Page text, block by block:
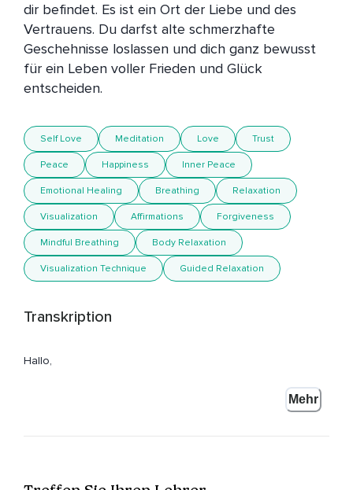
dir befindet. Es ist ein Ort der Liebe und des
Vertrauens. Du darfst alte schmerzhafte
Geschehnisse loslassen und dich ganz bewusst
für ein Leben voller Frieden und Glück
entscheiden.
Self Love Meditation Love Trust
Peace Happiness Inner Peace
Emotional Healing Breathing Relaxation
Visualization Affirmations Forgiveness
Mindful Breathing Body Relaxation
Visualization Technique Guided Relaxation
Transkription
Hallo,
Mein Name ist Annika Henkelmann und ich freue mich,
Dass du hier bist zur heutigen Selbstliebemeditation.
Mehr